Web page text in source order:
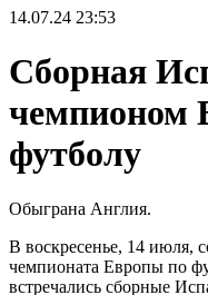
14.07.24 23:53
Сборная
чемпионом
футболу
Обыграна Англия.
В воскресенье, 14 июля,
чемпионата Европы по
встречались сборные